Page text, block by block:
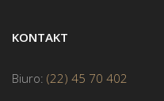
KONTAKT
Biuro: (22) 45 70 402